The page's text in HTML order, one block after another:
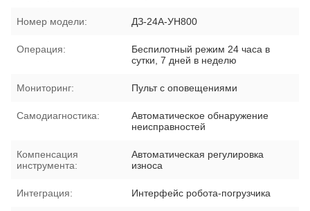
Номер модели: ДЗ-24А-УН800
Операция:
Беспилотный режим 24 часа в
сутки, 7 дней в неделю
Мониторинг: Пульт с оповещениями
Самодиагностика:
Автоматическое обнаружение
неисправностей
Компенсация
инструмента:
Автоматическая регулировка
износа
Интеграция: Интерфейс робота-погрузчика